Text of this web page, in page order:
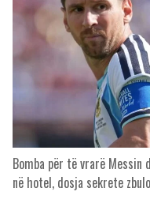
Bomba për të vrarë Messin
në hotel, dosja sekrete